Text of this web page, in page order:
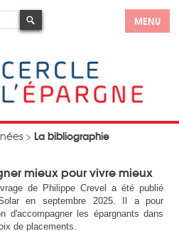
MENU
> La bibliographie
mieux pour vivre mieux
de Philippe Crevel a été publié
en septembre 2025. Il a pour
d'accompagner les épargnants dans
de placements.